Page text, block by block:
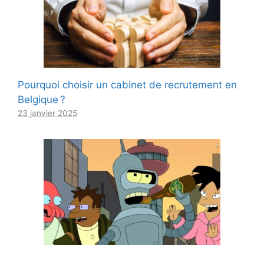
Pourquoi choisir un cabinet de recrutement en
Belgique ?
23 janvier 2025